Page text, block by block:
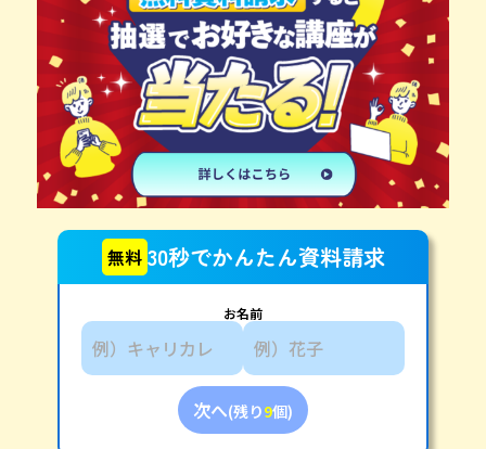
無料 30秒でかんたん資料請求
お名前
次へ(残り9個)